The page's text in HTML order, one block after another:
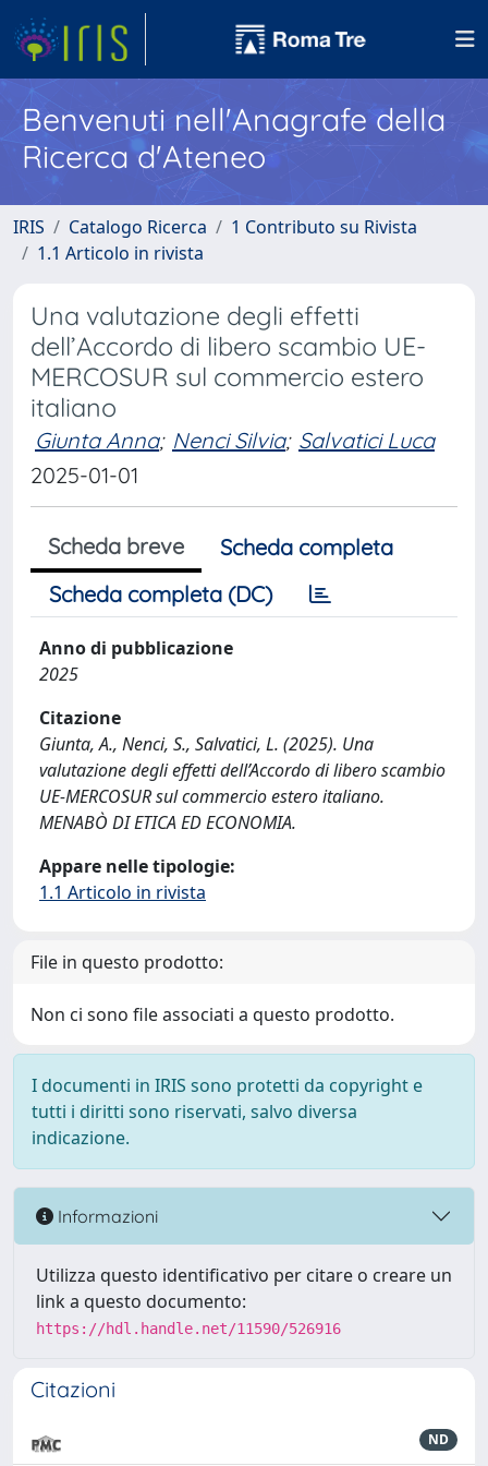
Benvenuti nell'Anagrafe della
Ricerca d'Ateneo
IRIS Catalogo Ricerca
1 Contributo su Rivista
1.1 Articolo in rivista
Una valutazione degli effetti
dell’Accordo di libero scambio UE-
MERCOSUR sul commercio estero
italiano
Giunta Anna; Nenci Silvia; Salvatici Luca
2025-01-01
Scheda breve
Scheda completa
Scheda completa (DC)
Anno di pubblicazione
2025
Citazione
Giunta, A., Nenci, S., Salvatici, L. (2025). Una
valutazione degli effetti dell’Accordo di libero scambio
UE-MERCOSUR sul commercio estero italiano.
MENABÒ DI ETICA ED ECONOMIA.
Appare nelle tipologie:
1.1 Articolo in rivista
File in questo prodotto:
Non ci sono file associati a questo prodotto.
I documenti in IRIS sono protetti da copyright e
tutti i diritti sono riservati, salvo diversa
indicazione.
Informazioni
Utilizza questo identificativo per citare o creare un
link a questo documento:
https://hdl.handle.net/11590/526916
Citazioni
ND